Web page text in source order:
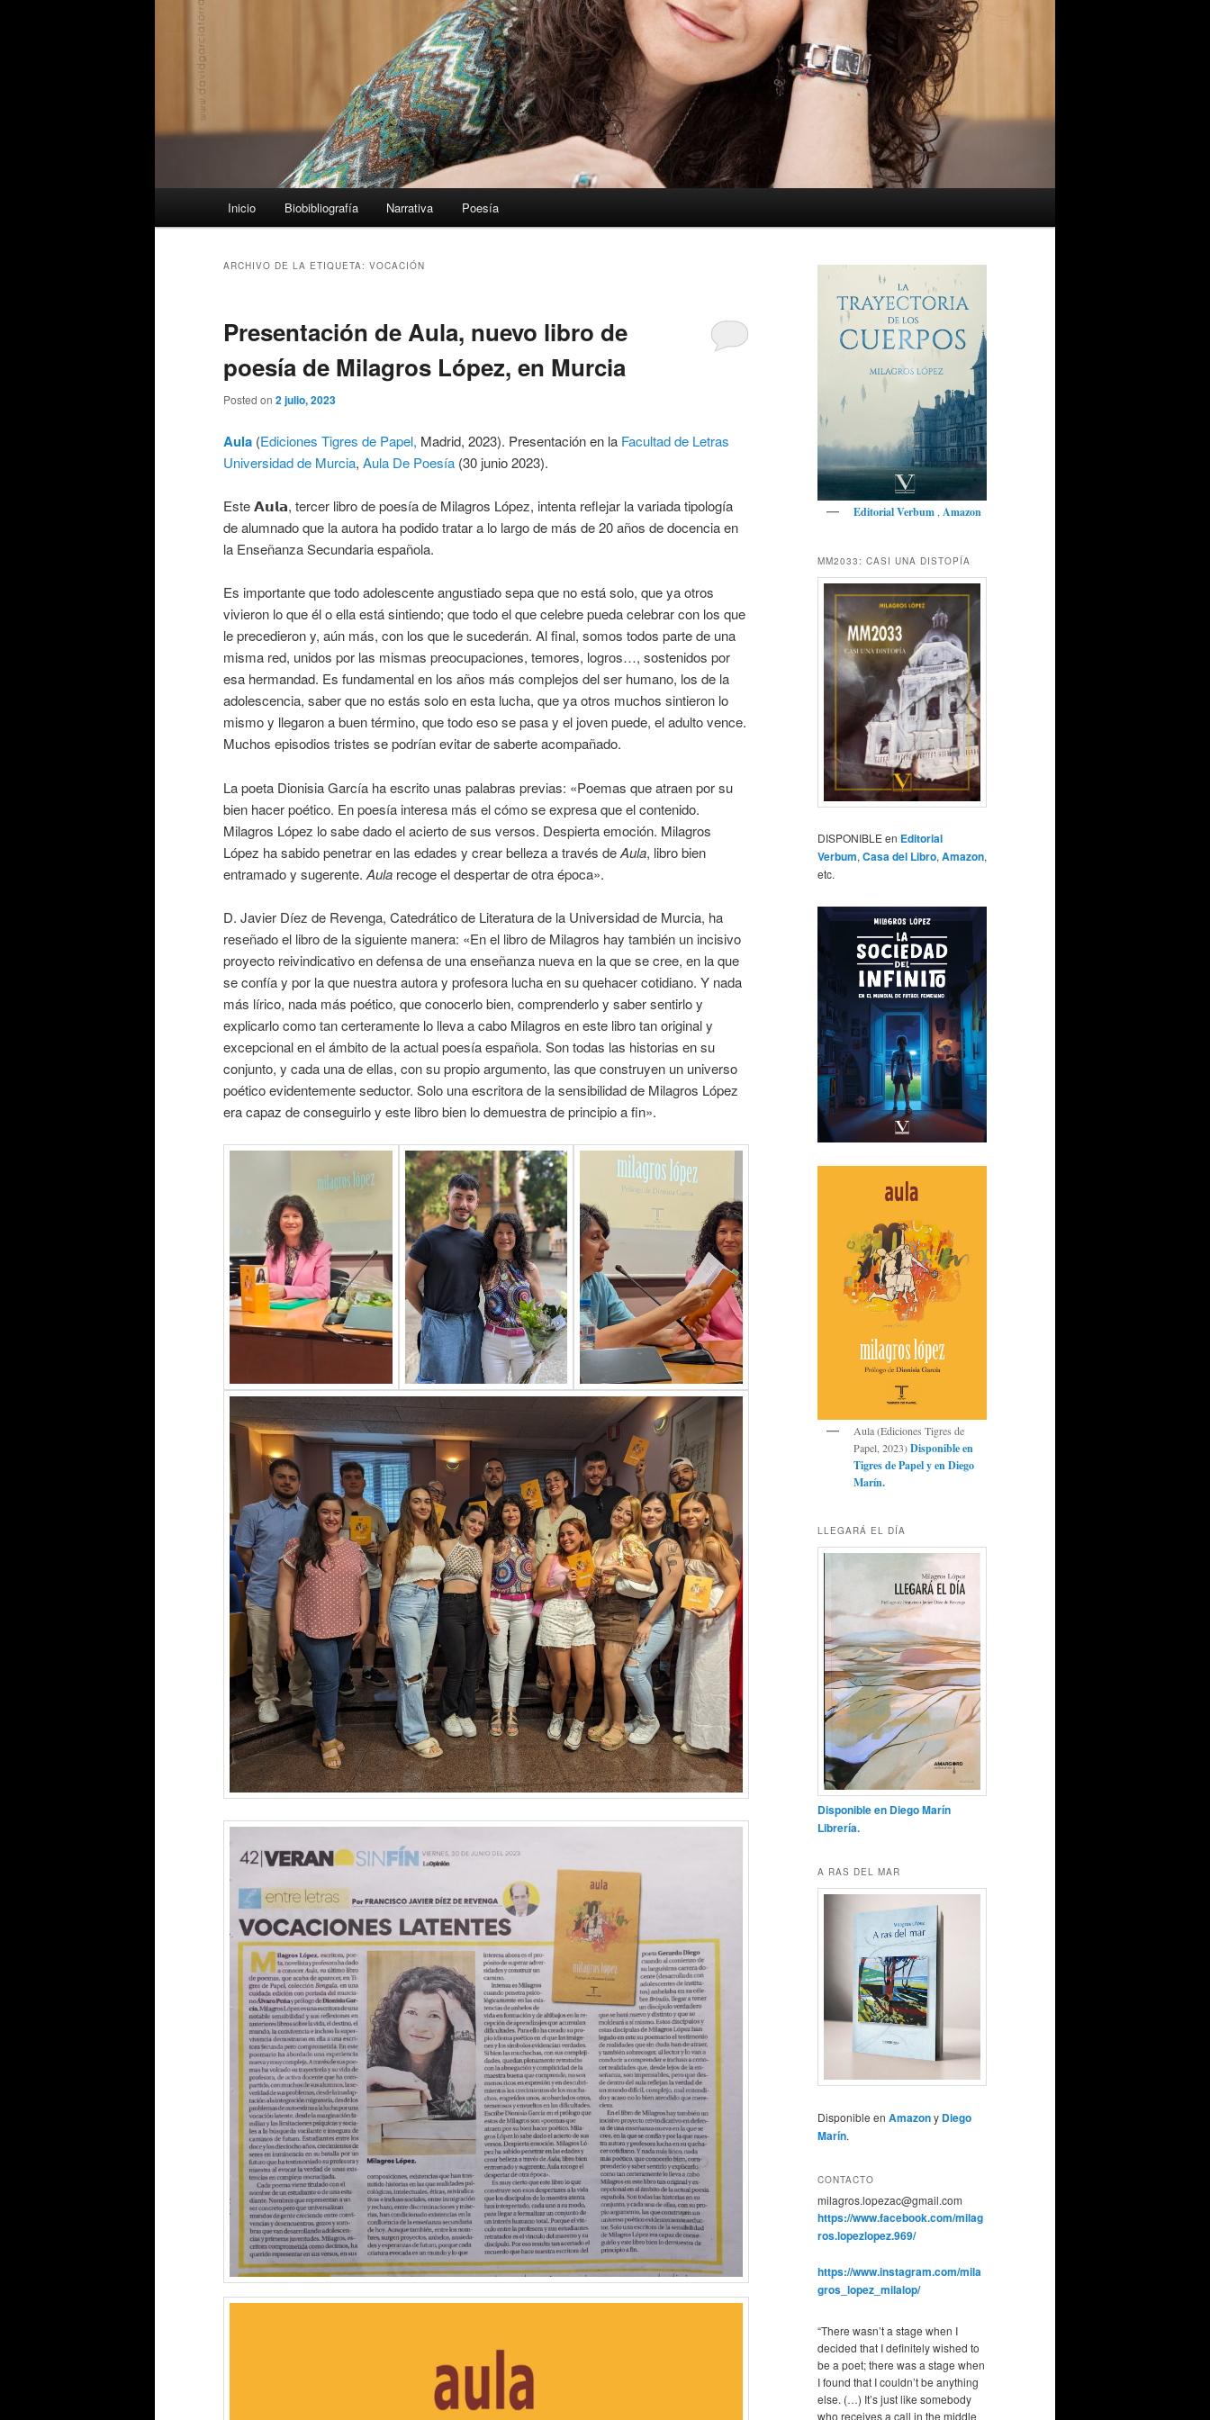
Inicio Biobibliografía Narrativa Poesía
ARCHIVO DE LA ETIQUETA: VOCACIÓN
Presentación de Aula, nuevo libro de
poesía de Milagros López, en Murcia
Posted on 2 julio, 2023
Aula (Ediciones Tigres de Papel, Madrid, 2023). Presentación en la Facultad de Letras
Universidad de Murcia, Aula De Poesía (30 junio 2023).
Este 𝗔𝘂𝗹𝗮, tercer libro de poesía de Milagros López, intenta reflejar la variada tipología
de alumnado que la autora ha podido tratar a lo largo de más de 20 años de docencia en
la Enseñanza Secundaria española.
Es importante que todo adolescente angustiado sepa que no está solo, que ya otros
vivieron lo que él o ella está sintiendo; que todo el que celebre pueda celebrar con los que
le precedieron y, aún más, con los que le sucederán. Al final, somos todos parte de una
misma red, unidos por las mismas preocupaciones, temores, logros…, sostenidos por
esa hermandad. Es fundamental en los años más complejos del ser humano, los de la
adolescencia, saber que no estás solo en esta lucha, que ya otros muchos sintieron lo
mismo y llegaron a buen término, que todo eso se pasa y el joven puede, el adulto vence.
Muchos episodios tristes se podrían evitar de saberte acompañado.
La poeta Dionisia García ha escrito unas palabras previas: «Poemas que atraen por su
bien hacer poético. En poesía interesa más el cómo se expresa que el contenido.
Milagros López lo sabe dado el acierto de sus versos. Despierta emoción. Milagros
López ha sabido penetrar en las edades y crear belleza a través deAula, libro bien
entramado y sugerente. Aula recoge el despertar de otra época».
D. Javier Díez de Revenga, Catedrático de Literatura de la Universidad de Murcia, ha
reseñado el libro de la siguiente manera: «En el libro de Milagros hay también un incisivo
proyecto reivindicativo en defensa de una enseñanza nueva en la que se cree, en la que
se confía y por la que nuestra autora y profesora lucha en su quehacer cotidiano. Y nada
más lírico, nada más poético, que conocerlo bien, comprenderlo y saber sentirlo y
explicarlo como tan certeramente lo lleva a cabo Milagros en este libro tan original y
excepcional en el ámbito de la actual poesía española. Son todas las historias en su
conjunto, y cada una de ellas, con su propio argumento, las que construyen un universo
poético evidentemente seductor. Solo una escritora de la sensibilidad de Milagros López
era capaz de conseguirlo y este libro bien lo demuestra de principio a fin».
Editorial Verbum,Amazon
MM2033: CASI UNA DISTOPÍA
DISPONIBLE en Editorial
Verbum, Casa del Libro, Amazon,
etc.
Aula (Ediciones Tigres de
Papel, 2023)Disponible en
Tigres de Papely enDiego
Marín.
LLEGARÁ EL DÍA
Disponible en Diego Marín
Librería.
A RAS DEL MAR
Disponible en Amazony Diego
Marín.
CONTACTO
milagros.lopezac@gmail.com
https://www.facebook.com/milag
ros.lopezlopez.969/
https://www.instagram.com/mila
gros_lopez_milalop/
“There wasn’t a stage when I
decided that I definitely wished to
be a poet; there was a stage when
I found that I couldn’t be anything
else. (…) It’s just like somebody
who receives a call in the middle